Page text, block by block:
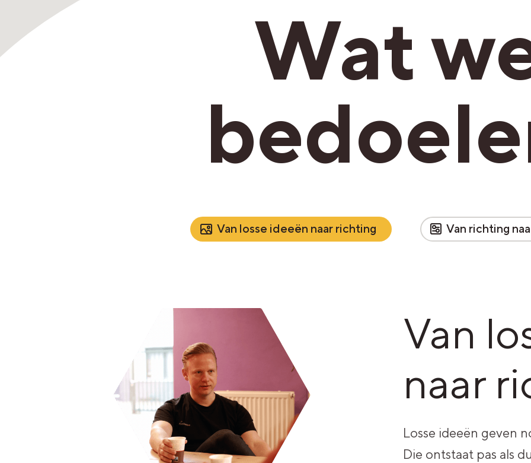
Wat
Van losse ideeën naar richting Van richting
Van
naar
Losse ideeën geven
Die ontstaat pas als